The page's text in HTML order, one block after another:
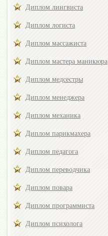
Диплом лингвиста
Диплом логиста
Диплом массажиста
Диплом мастера маникюра
Диплом медсестры
Диплом менеджера
Диплом механика
Диплом парикмахера
Диплом педагога
Диплом переводчика
Диплом повара
Диплом программиста
Диплом психолога